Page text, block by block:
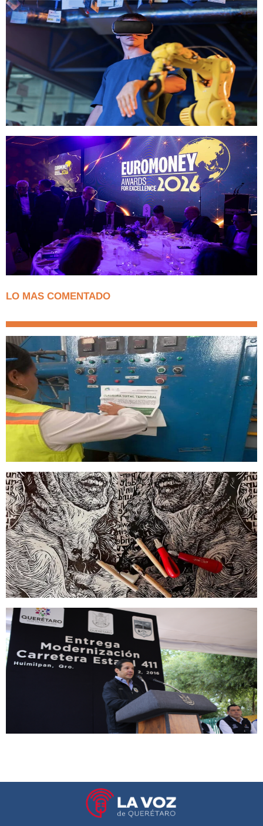
LO MAS COMENTADO